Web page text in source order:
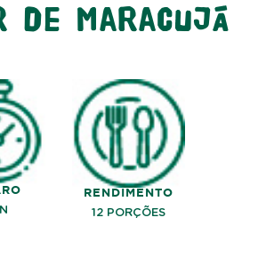
de Maracujá
RENDIMENTO
12 PORÇÕES